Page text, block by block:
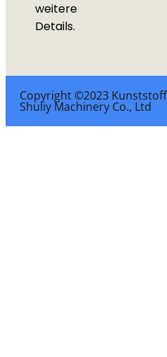
weitere
Details.
Copyright ©2023
Shuliy Machinery Co., Ltd